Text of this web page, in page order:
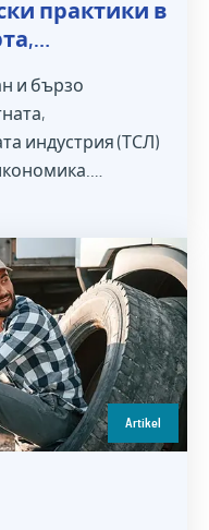
практики в
и бързо
индустрия (ТСЛ)
Artikel